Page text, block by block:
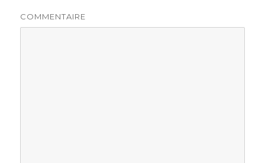
COMMENTAIRE